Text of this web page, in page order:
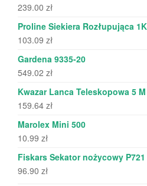
239.00 zł
Proline Siekiera Rozłupująca
103.09 zł
Gardena 9335-20
549.02 zł
Kwazar Lanca Teleskopowa 5
159.64 zł
Marolex Mini 500
10.99 zł
Fiskars Sekator nożycowy P721
96.90 zł